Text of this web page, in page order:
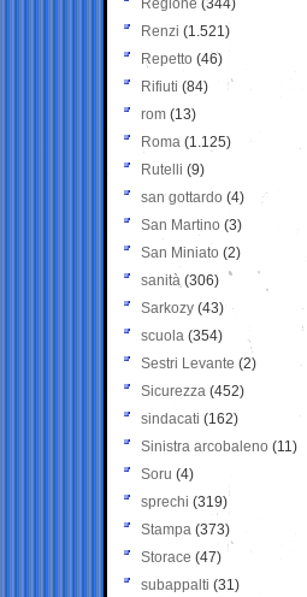
Regione (344)
Renzi (1.521)
Repetto (46)
Rifiuti (84)
rom (13)
Roma (1.125)
Rutelli (9)
san gottardo (4)
San Martino (3)
San Miniato (2)
sanità (306)
Sarkozy (43)
scuola (354)
Sestri Levante (2)
Sicurezza (452)
sindacati (162)
Sinistra arcobaleno (11)
Soru (4)
sprechi (319)
Stampa (373)
Storace (47)
subappalti (31)